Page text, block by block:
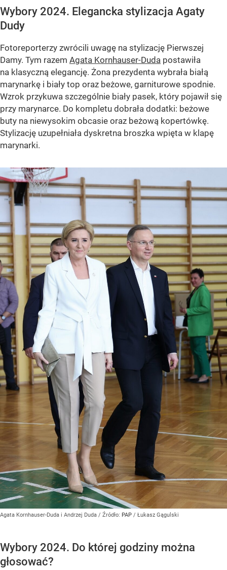
Wybory 2024. Elegancka stylizacja Agaty
Dudy
Fotoreporterzy zwrócili uwagę na stylizację Pierwszej
Damy. Tym razem Agata Kornhauser-Duda postawiła
na klasyczną elegancję. Żona prezydenta wybrała białą
marynarkę i biały top oraz beżowe, garniturowe spodnie.
Wzrok przykuwa szczególnie biały pasek, który pojawił się
przy marynarce. Do kompletu dobrała dodatki: beżowe
buty na niewysokim obcasie oraz beżową kopertówkę.
Stylizację uzupełniała dyskretna broszka wpięta w klapę
marynarki.
Agata Kornhauser-Duda i Andrzej Duda / Źródło: PAP / Łukasz Gągulski
Wybory 2024. Do której godziny można
głosować?